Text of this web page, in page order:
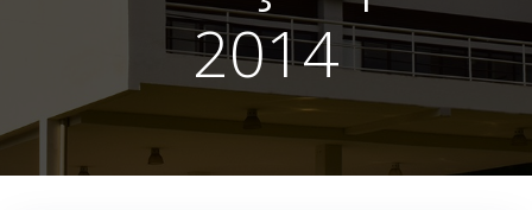
2014